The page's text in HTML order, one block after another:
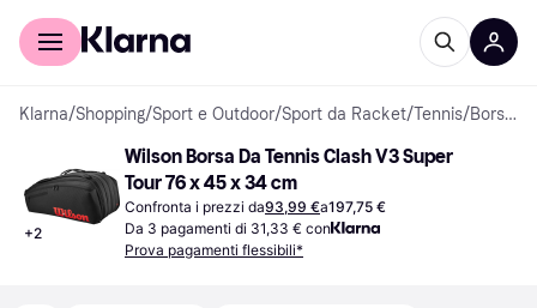
Per il tuo shopping
Klarna/Shopping/Sport e Outdoor/Sport da Racket/Tennis/ Borse e Custodie da Tennis
+2
Wilson Borsa Da Tennis Clash V3 Super
Tour 76 x 45 x 34 cm
Confronta i prezzi da93,99 €a197,75 €
Da 3 pagamenti di 31,33 € con
Prova pagamenti flessibili*